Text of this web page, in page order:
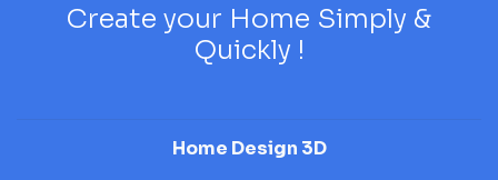
Create your Home Simply &
Quickly !
Home Design 3D